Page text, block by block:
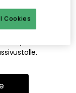
tai siitä, että se
mahdollisesti
Cookies